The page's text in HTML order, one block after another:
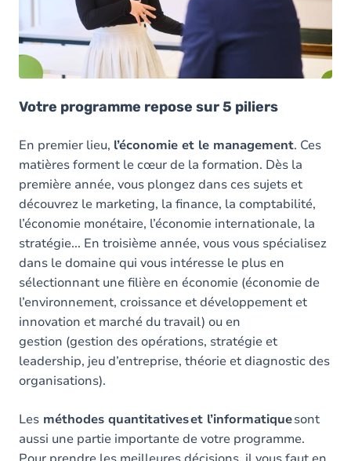
Votre programme repose sur 5 piliers
En premier lieu, l’économie et le management. Ces
matières forment le cœur de la formation. Dès la
première année, vous plongez dans ces sujets et
découvrez le marketing, la finance, la comptabilité,
l’économie monétaire, l’économie internationale, la
stratégie... En troisième année, vous vous spécialisez
dans le domaine qui vous intéresse le plus en
sélectionnant une filière en économie (économie de
l’environnement, croissance et développement et
innovation et marché du travail) ou en
gestion (gestion des opérations, stratégie et
leadership, jeu d’entreprise, théorie et diagnostic des
organisations).
Les méthodes quantitativeset l’informatiquesont
aussi une partie importante de votre programme.